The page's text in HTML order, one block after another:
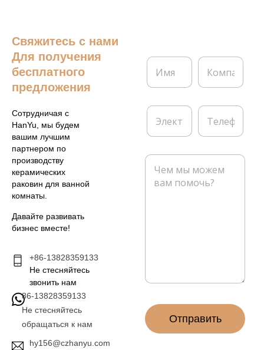
Свяжитесь с нами
Для получения
бесплатного
предложения
Сотрудничая с
HanYu, мы будем
вашим лучшим
партнером по
производству
керамических
раковин для ванной
комнаты.
Давайте развивать
бизнес вместе!
+86-13828359133
Не стесняйтесь
звонить нам
86-13828359133
Не стесняйтесь
обращаться к нам
hy156@czhanyu.com
И
я
К
м
а
я
Э
е
т
а
Т
л
ф
о
н
С
Отправить